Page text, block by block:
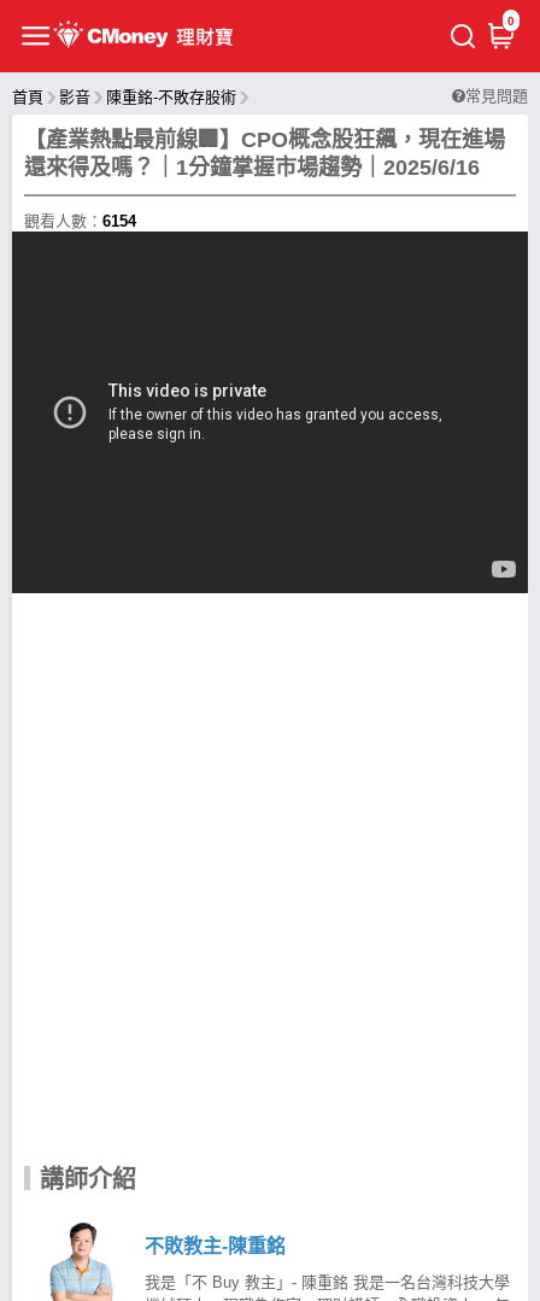
0
首頁 影音 陳重銘-不敗存股術 常見問題
【產業熱點最前線🏢】CPO概念股狂飆，現在進場
還來得及嗎？｜1分鐘掌握市場趨勢｜2025/6/16
觀看人數： 6154
講師介紹
不敗教主-陳重銘
我是「不 Buy 教主」- 陳重銘 我是一名台灣科技大學